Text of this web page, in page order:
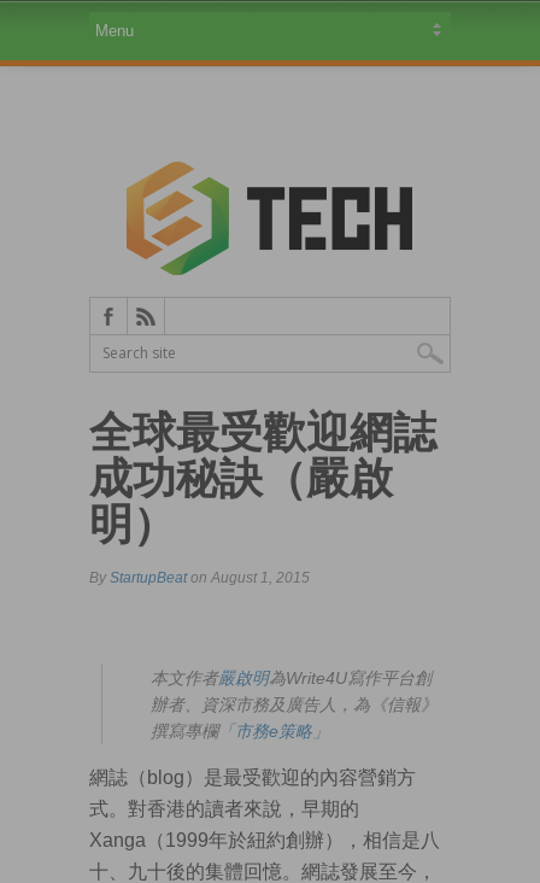
全球最受歡迎網誌
成功秘訣（嚴啟
明）
By StartupBeaton August 1, 2015
本文作者嚴啟明為Write4U寫作平台創
辦者、資深市務及廣告人，為《信報》
撰寫專欄「市務e策略」
網誌（blog）是最受歡迎的內容營銷方
式。對香港的讀者來說，早期的
Xanga（1999年於紐約創辦），相信是八
十、九十後的集體回憶。網誌發展至今，